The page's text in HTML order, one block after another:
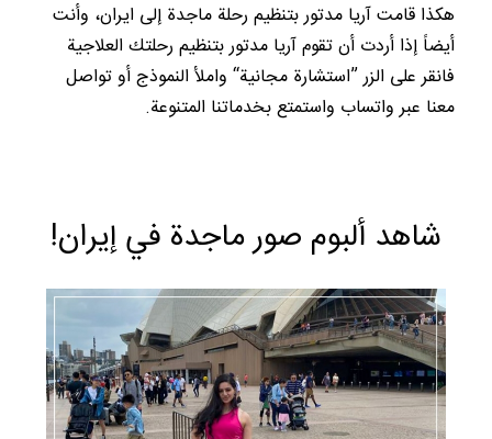
هكذا قامت آريا مدتور بتنظيم رحلة ماجدة إلى ايران، وأنت
أيضاً إذا أردت أن تقوم آريا مدتور بتنظيم رحلتك العلاجية
فانقر على الزر ”استشارة مجانية“ واملأ النموذج أو تواصل
معنا عبر واتساب واستمتع بخدماتنا المتنوعة.
شاهد ألبوم صور ماجدة في إيران!